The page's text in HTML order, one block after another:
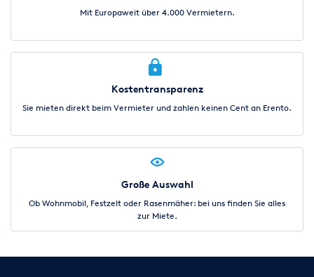
Mit Europaweit über 4.000 Vermietern.
Kostentransparenz
Sie mieten direkt beim Vermieter und zahlen keinen Cent an Erento.
Große Auswahl
Ob Wohnmobil, Festzelt oder Rasenmäher: bei uns finden Sie alles
zur Miete.